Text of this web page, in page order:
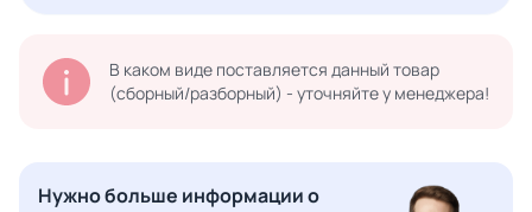
В каком виде поставляется данный товар
(сборный/разборный) - уточняйте у менеджера!
Нужно больше информации о